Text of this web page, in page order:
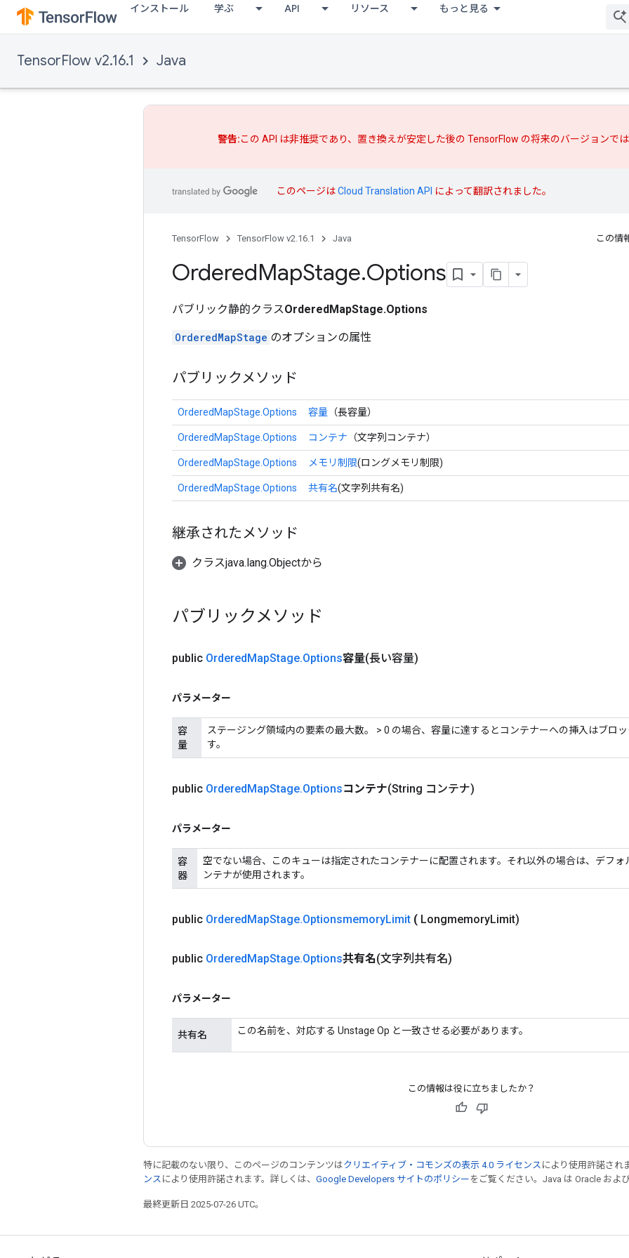
インストール 学ぶ API リソース もっと見る
TensorFlow v2.16.1 Java
警告:この API は非推奨であり、 置き換えが安定した後の TensorFlow の将来のバージョンでは
このページはCloud Translation API によって翻訳されました。
TensorFlow TensorFlow v2.16.1 Java この情
OrderedMapStage.Options
パブリック静的クラスOrderedMapStage.Options
OrderedMapStage のオプションの属性
パブリックメソッド
OrderedMapStage.Options 容量 （長容量）
OrderedMapStage.Options コンテナ （文字列コンテナ）
OrderedMapStage.Options メモリ制限(ロングメモリ制限)
OrderedMapStage.Options 共有名(文字列共有名)
継承されたメソッド
クラスjava.lang.Objectから
パブリックメソッド
public OrderedMapStage.Options容量(長い容量)
パラメーター
容
量
ステージング領域内の要素の最大数。 > 0 の場合、容量に達するとコンテナーへの挿入はブロ
す。
public OrderedMapStage.Optionsコンテナ(String コンテナ)
パラメーター
容
器
空でない場合、このキューは指定されたコンテナーに配置されます。それ以外の場合は、デフォ
ンテナが使用されます。
public OrderedMapStage.OptionsmemoryLimit ( LongmemoryLimit)
public OrderedMapStage.Options共有名(文字列共有名)
パラメーター
共有名 この名前を、対応する Unstage Op と一致させる必要があります。
この情報は役に立ちましたか？
特に記載のない限り、このページのコンテンツはクリエイティブ・コモンズの表示 4.0 ライセンス により使用許諾され
ンス により使用許諾されます。詳しくは、 Google Developers サイトのポリシー をご覧ください。Java は Oracle およ
最終更新日 2025-07-26 UTC。